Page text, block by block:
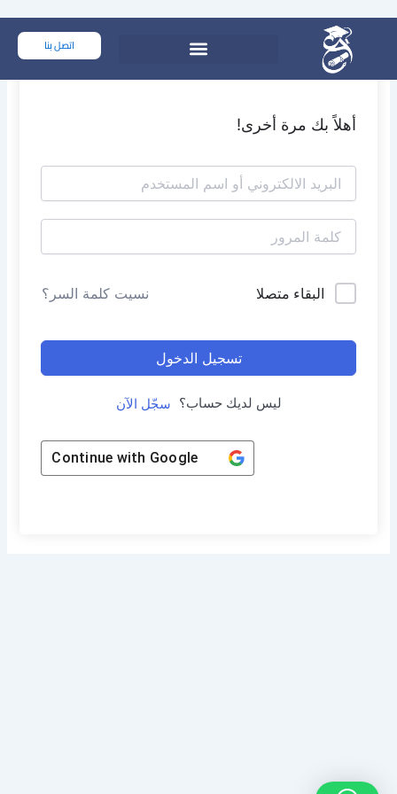
المحتوى
اتصل بنا
أهلاً بك مرة أخرى!
البقاء متصلا نسيت كلمة السر؟
تسجيل الدخول
ليس لديك حساب؟ سجّل الآن
Continue with Google